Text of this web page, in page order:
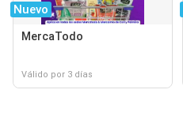
Nuevo
MercaTodo
Válido por 3 días